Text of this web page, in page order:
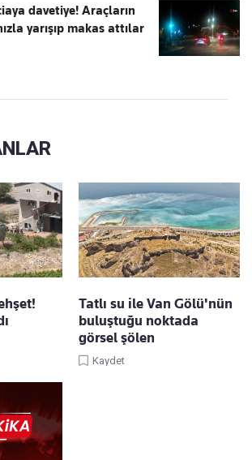
davetiye! Araçların
yarışıp makas attılar
Tatlı su ile Van Gölü'nün
buluştuğu noktada
görsel şölen
Kaydet